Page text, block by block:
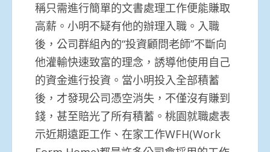
稱只需進行簡單的文書處理工作便能賺取
高薪。小明不疑有他的辦理入職。入職
後，公司群組內的“投資顧問老師”不斷向
他灌輸快速致富的理念，誘導他使用自己
的資金進行投資。當小明投入全部積蓄
後，才發現公司憑空消失，不僅沒有賺到
錢，甚至賠光了所有積蓄。桃園就職處表
示近期遠距工作、在家工作WFH(Work